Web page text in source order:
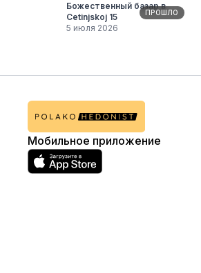
ПРОШЛО
Божественный базар в
Cetinjskoj 15
5 июля 2026
Мобильное приложение